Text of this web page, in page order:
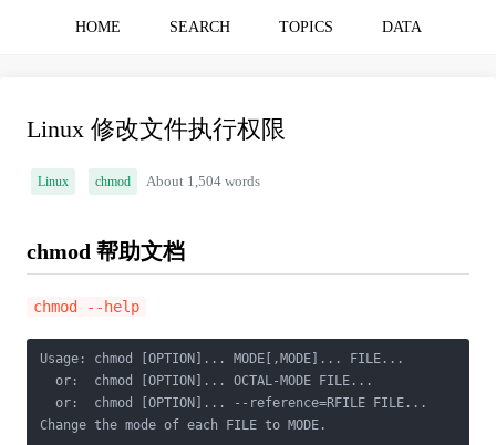
HOME SEARCH TOPICS DATA
Linux 修改文件执行权限
Linux chmod About 1,504 words
chmod 帮助文档
chmod --help
Usage: chmod [OPTION]... MODE[,MODE]... FILE...
  or:  chmod [OPTION]... OCTAL-MODE FILE...
  or:  chmod [OPTION]... --reference=RFILE FILE...
Change the mode of each FILE to MODE.